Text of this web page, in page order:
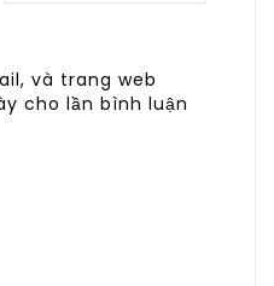
và trang web
cho lần bình luận